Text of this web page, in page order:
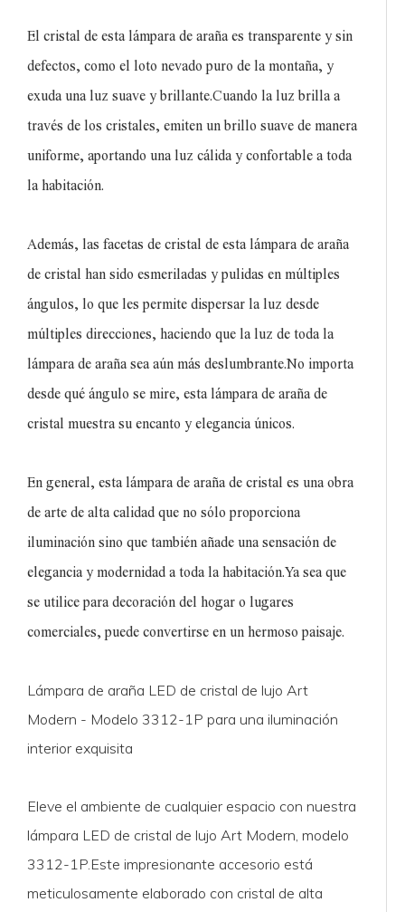
El cristal de esta lámpara de araña es transparente y sin
defectos, como el loto nevado puro de la montaña, y
exuda una luz suave y brillante.Cuando la luz brilla a
través de los cristales, emiten un brillo suave de manera
uniforme, aportando una luz cálida y confortable a toda
la habitación.
Además, las facetas de cristal de esta lámpara de araña
de cristal han sido esmeriladas y pulidas en múltiples
ángulos, lo que les permite dispersar la luz desde
múltiples direcciones, haciendo que la luz de toda la
lámpara de araña sea aún más deslumbrante.No importa
desde qué ángulo se mire, esta lámpara de araña de
cristal muestra su encanto y elegancia únicos.
En general, esta lámpara de araña de cristal es una obra
de arte de alta calidad que no sólo proporciona
iluminación sino que también añade una sensación de
elegancia y modernidad a toda la habitación.Ya sea que
se utilice para decoración del hogar o lugares
comerciales, puede convertirse en un hermoso paisaje.
Lámpara de araña LED de cristal de lujo Art
Modern - Modelo 3312-1P para una iluminación
interior exquisita
Eleve el ambiente de cualquier espacio con nuestra
lámpara LED de cristal de lujo Art Modern, modelo
3312-1P.Este impresionante accesorio está
meticulosamente elaborado con cristal de alta